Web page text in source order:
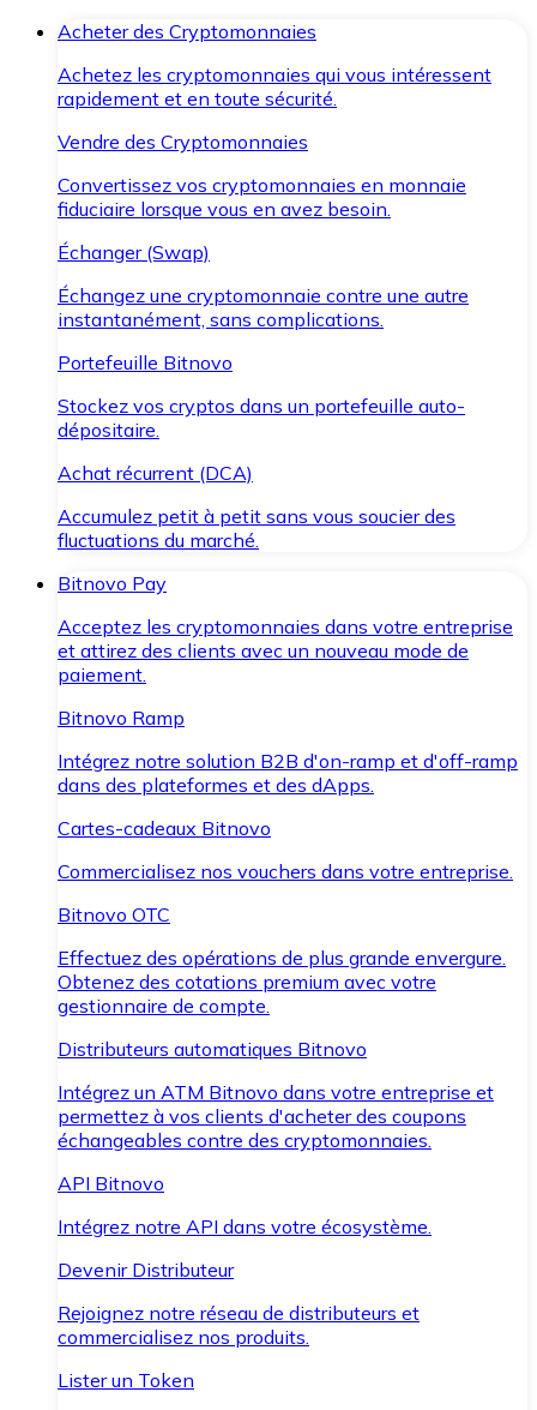
Acheter des Cryptomonnaies
Achetez les cryptomonnaies qui vous intéressent
rapidement et en toute sécurité.
Vendre des Cryptomonnaies
Convertissez vos cryptomonnaies en monnaie
fiduciaire lorsque vous en avez besoin.
Échanger (Swap)
Échangez une cryptomonnaie contre une autre
instantanément, sans complications.
Portefeuille Bitnovo
Stockez vos cryptos dans un portefeuille auto-
dépositaire.
Achat récurrent (DCA)
Accumulez petit à petit sans vous soucier des
fluctuations du marché.
Bitnovo Pay
Acceptez les cryptomonnaies dans votre entreprise
et attirez des clients avec un nouveau mode de
paiement.
Bitnovo Ramp
Intégrez notre solution B2B d'on-ramp et d'off-ramp
dans des plateformes et des dApps.
Cartes-cadeaux Bitnovo
Commercialisez nos vouchers dans votre entreprise.
Bitnovo OTC
Effectuez des opérations de plus grande envergure.
Obtenez des cotations premium avec votre
gestionnaire de compte.
Distributeurs automatiques Bitnovo
Intégrez un ATM Bitnovo dans votre entreprise et
permettez à vos clients d'acheter des coupons
échangeables contre des cryptomonnaies.
API Bitnovo
Intégrez notre API dans votre écosystème.
Devenir Distributeur
Rejoignez notre réseau de distributeurs et
commercialisez nos produits.
Lister un Token